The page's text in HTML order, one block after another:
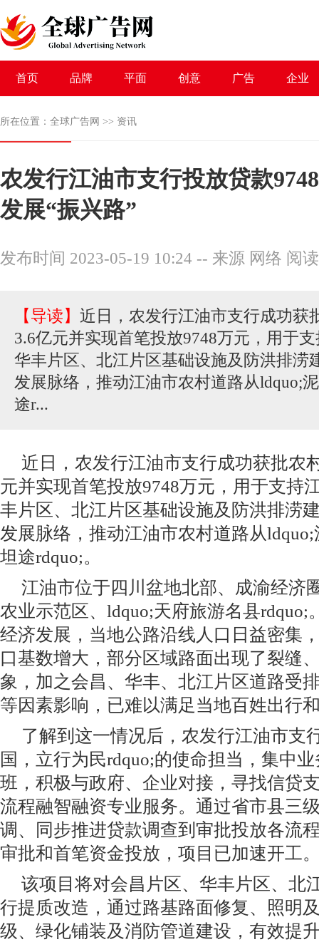
首页 品牌 平面 创意 广告 企业
所在位置： 全球广告网 >> 资讯
农发行江油市支行投放贷款
发展“振兴路”
发布时间 2023-05-19 10:24 -- 来源 网络 阅
【导读】 近日，农发行江油市支行成功获
3.6亿元并实现首笔投放9748万元，用于
华丰片区、北江片区基础设施及防洪排涝
发展脉络，推动江油市农村道路从ldquo;
途r...
近日，农发行江油市支行成功获批农
元并实现首笔投放9748万元，用于支持
丰片区、北江片区基础设施及防洪排涝
发展脉络，推动江油市农村道路从ldquo;
坦途rdquo;。
江油市位于四川盆地北部、成渝经济
农业示范区、ldquo;天府旅游名县rdquo;
经济发展，当地公路沿线人口日益密集
口基数增大，部分区域路面出现了裂缝
象，加之会昌、华丰、北江片区道路受
等因素影响，已难以满足当地百姓出行
了解到这一情况后，农发行江油市支
国，立行为民rdquo;的使命担当，集中
班，积极与政府、企业对接，寻找信贷
流程融智融资专业服务。通过省市县三
调、同步推进贷款调查到审批投放各流
审批和首笔资金投放，项目已加速开工
该项目将对会昌片区、华丰片区、北
行提质改造，通过路基路面修复、照明
级、绿化铺装及消防管道建设，有效提